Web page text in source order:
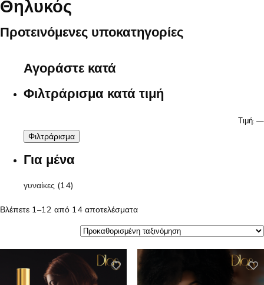
Θηλυκός
Προτεινόμενες υποκατηγορίες
Αγοράστε κατά
Φιλτράρισμα κατά τιμή
Τιμή: —
Φιλτράρισμα
Για μένα
γυναίκες (14)
Βλέπετε 1–12 από 14 αποτελέσματα